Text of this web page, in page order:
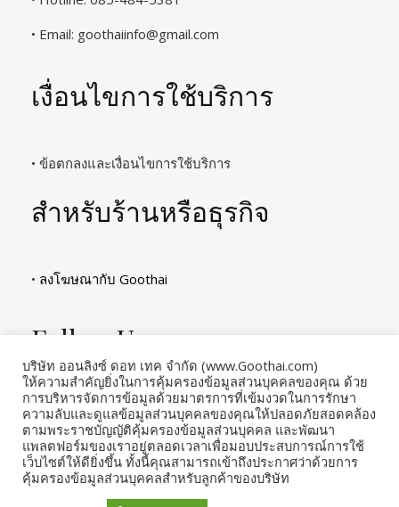
• Email: goothaiinfo@gmail.com
เงื่อนไขการใช้บริการ
• ข้อตกลงและเงื่อนไขการใช้บริการ
สำหรับร้านหรือธุรกิจ
• ลงโฆษณากับ Goothai
Follow Us
บริษัท ออนลิงซ์ ดอท เทค จำกัด (www.Goothai.com)
ให้ความสำคัญยิ่งในการคุ้มครองข้อมูลส่วนบุคคลของคุณ ด้วย
การบริหารจัดการข้อมูลด้วยมาตรการที่เข้มงวดในการรักษา
ความลับและดูแลข้อมูลส่วนบุคคลของคุณให้ปลอดภัยสอดคล้อง
ตามพระราชบัญญัติคุ้มครองข้อมูลส่วนบุคคล และพัฒนา
แพลตฟอร์มของเราอยู่ตลอดเวลาเพื่อมอบประสบการณ์การใช้
เว็บไซต์ให้ดียิ่งขึ้น ทั้งนี้คุณสามารถเข้าถึงประกาศว่าด้วยการ
คุ้มครองข้อมูลส่วนบุคคลสำหรับลูกค้าของบริษัท